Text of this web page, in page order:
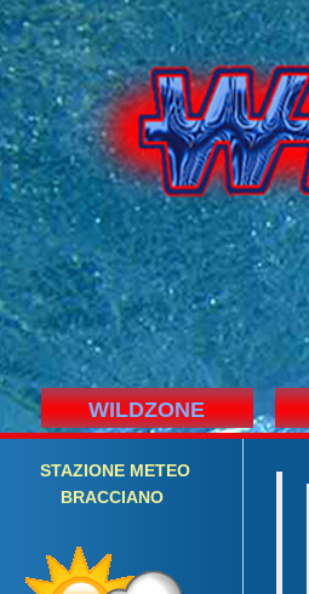
WILDZONE
STAZIONE METEO
BRACCIANO